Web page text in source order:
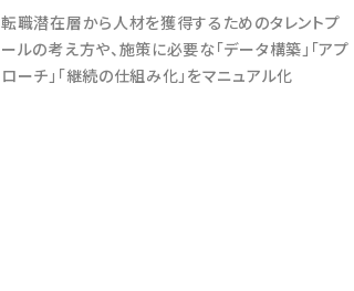
転職潜在層から人材を獲得するためのタレントプ
ールの考え方や、施策に必要な「データ構築」「アプ
ローチ」「継続の仕組み化」をマニュアル化